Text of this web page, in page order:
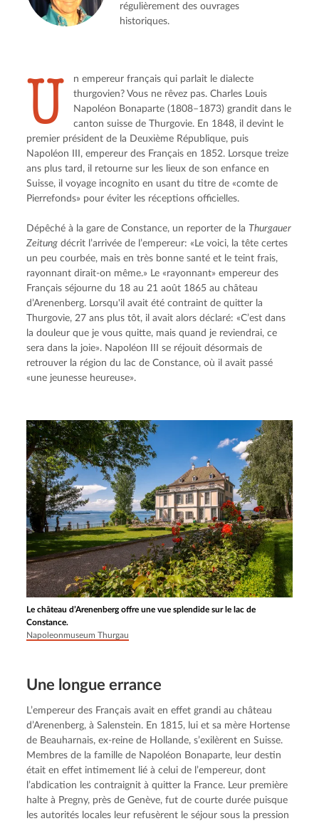
régulièrement des ouvrages
historiques.
U
n empereur français qui parlait le dialecte
thurgovien? Vous ne rêvez pas. Charles Louis
Napoléon Bonaparte (1808–1873) grandit dans le
canton suisse de Thurgovie. En 1848, il devint le
premier président de la Deuxième République, puis
Napoléon III, empereur des Français en 1852. Lorsque treize
ans plus tard, il retourne sur les lieux de son enfance en
Suisse, il voyage incognito en usant du titre de «comte de
Pierrefonds» pour éviter les réceptions officielles.
Dépêché à la gare de Constance, un reporter de la Thurgauer
Zeitung décrit l’arrivée de l’empereur: «Le voici, la tête certes
un peu courbée, mais en très bonne santé et le teint frais,
rayonnant dirait-on même.» Le «rayonnant» empereur des
Français séjourne du 18 au 21 août 1865 au château
d’Arenenberg. Lorsqu'il avait été contraint de quitter la
Thurgovie, 27 ans plus tôt, il avait alors déclaré: «C’est dans
la douleur que je vous quitte, mais quand je reviendrai, ce
sera dans la joie». Napoléon III se réjouit désormais de
retrouver la région du lac de Constance, où il avait passé
«une jeunesse heureuse».
Le château d’Arenenberg offre une vue splendide sur le lac de
Constance.
Napoleonmuseum Thurgau
Une longue errance
L’empereur des Français avait en effet grandi au château
d’Arenenberg, à Salenstein. En 1815, lui et sa mère Hortense
de Beauharnais, ex-reine de Hollande, s’exilèrent en Suisse.
Membres de la famille de Napoléon Bonaparte, leur destin
était en effet intimement lié à celui de l’empereur, dont
l’abdication les contraignit à quitter la France. Leur première
halte à Pregny, près de Genève, fut de courte durée puisque
les autorités locales leur refusèrent le séjour sous la pression